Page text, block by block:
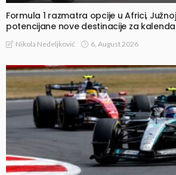
Formula 1 razmatra opcije u Africi,
potencijane nove destinacije za
Nikola Nedeljković 6, August 2026